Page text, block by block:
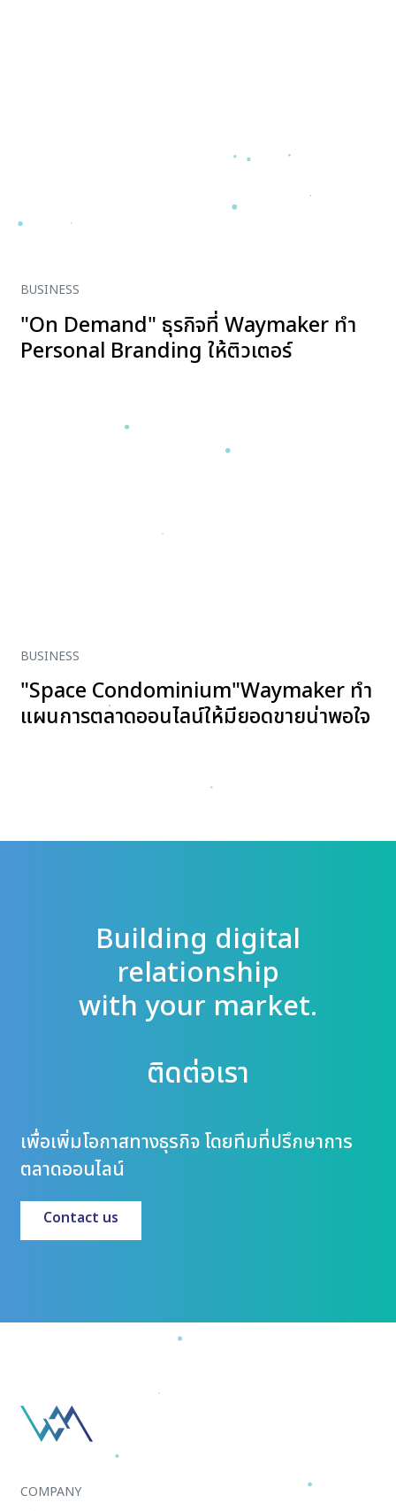
BUSINESS
"On Demand" ธุรกิจที่ Waymaker ทำ
Personal Branding ให้ติวเตอร์
BUSINESS
"Space Condominium"Waymaker ทำ
แผนการตลาดออนไลน์ให้มียอดขายน่าพอใจ
Building digital
relationship
with your market.
ติดต่อเรา
เพื่อเพิ่มโอกาสทางธุรกิจ โดยทีมที่ปรึกษาการ
ตลาดออนไลน์
Contact us
COMPANY